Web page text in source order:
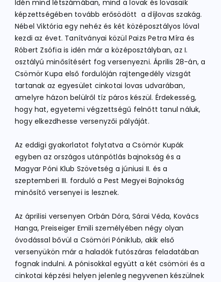
Idén mind létszámában, mind a lovak és lovasaik
képzettségében tovább erősödött a díjlovas szakág.
Nébel Viktória egy nehéz és két középosztályos lóval
kezdi az évet. Tanítványai közül Paizs Petra Míra és
Róbert Zsófia is idén már a középosztályban, az I.
osztályú minősítésért fog versenyezni. Április 28-án, a
Csömör Kupa első fordulóján rajtengedély vizsgát
tartanak az egyesület cinkotai lovas udvarában,
amelyre házon belülről tíz páros készül. Érdekesség,
hogy hat, egyetemi végzettségű felnőtt tanul náluk,
hogy elkezdhesse versenyzői pályáját.
Az eddigi gyakorlatot folytatva a Csömör Kupák
egyben az országos utánpótlás bajnokság és a
Magyar Póni Klub Szövetség a júniusi II. és a
szeptemberi III. forduló a Pest Megyei Bajnokság
minősítő versenyei is lesznek.
Az áprilisi versenyen Orbán Dóra, Sárai Véda, Kovács
Hanga, Preiseiger Emili személyében négy olyan
óvodással bővül a Csömöri Póniklub, akik első
versenyükön már a haladók futószáras feladatában
fognak indulni. A pónisokkal együtt a két csömöri és a
cinkotai képzési helyen jelenleg negyvenen készülnek